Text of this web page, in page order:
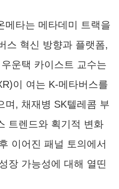
메타는 메타데미 트랙을
스 혁신 방향과 플랫폼,
운택 카이스트 교수는
이 여는 K-메타버스를
며, 채재병 SK텔레콤 부
트렌드와 획기적 변화
이어진 패널 토의에서
장 가능성에 대해 열띤